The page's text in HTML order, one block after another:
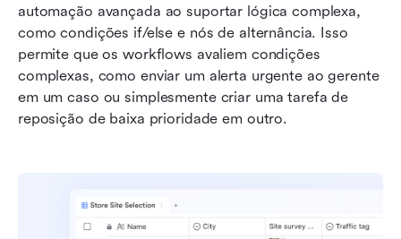
automação avançada ao suportar lógica complexa,
como condições if/else e nós de alternância. Isso
permite que os workflows avaliem condições
complexas, como enviar um alerta urgente ao gerente
em um caso ou simplesmente criar uma tarefa de
reposição de baixa prioridade em outro.